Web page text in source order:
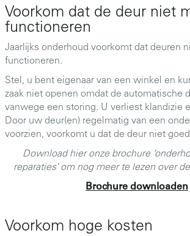
Voorkom dat de deur niet
functioneren
Jaarlijks onderhoud voorkomt dat deuren
functioneren.
Stel, u bent eigenaar van een winkel en
zaak niet openen omdat de automatische
vanwege een storing. U verliest klandizie
Door uw deur(en) regelmatig van een
voorzien, voorkomt u dat de deur niet
Download hier onze brochure
reparaties’ om nog meer te lezen over
Brochure downloaden
Voorkom hoge kosten